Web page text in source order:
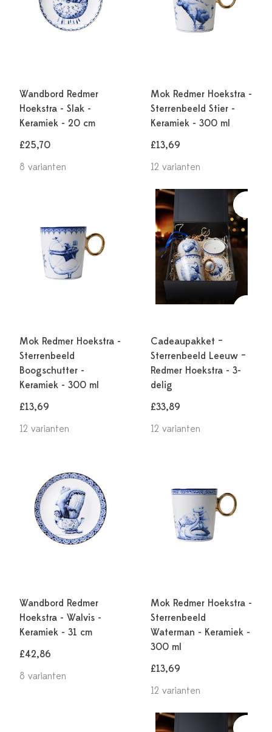
Wandbord Redmer
Hoekstra - Slak -
Keramiek - 20 cm
£25,70
8 varianten
Mok Redmer Hoekstra -
Sterrenbeeld Stier -
Keramiek - 300 ml
£13,69
12 varianten
Mok Redmer Hoekstra -
Sterrenbeeld
Boogschutter -
Keramiek - 300 ml
£13,69
12 varianten
Cadeaupakket –
Sterrenbeeld Leeuw –
Redmer Hoekstra - 3-
delig
£33,89
12 varianten
Wandbord Redmer
Hoekstra - Walvis -
Keramiek - 31 cm
£42,86
8 varianten
Mok Redmer Hoekstra -
Sterrenbeeld
Waterman - Keramiek -
300 ml
£13,69
12 varianten